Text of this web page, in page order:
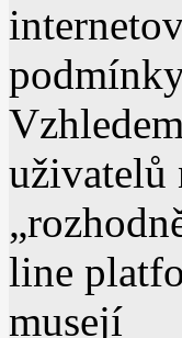
uživatelů
line
musejí